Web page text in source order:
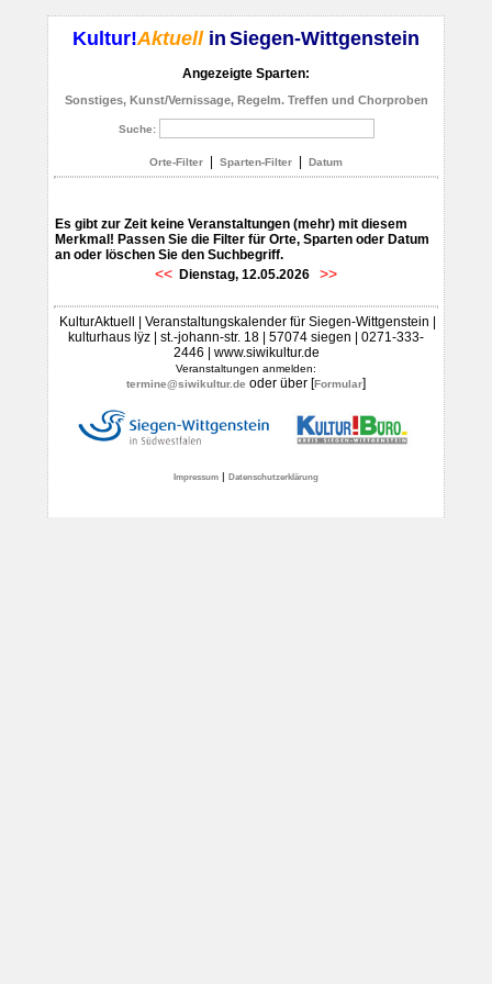
Kultur!Aktuellin Siegen-Wittgenstein
Angezeigte Sparten:
Sonstiges, Kunst/Vernissage, Regelm. Treffen und Chorproben
Suche:
Orte-Filter Sparten-Filter Datum
Es gibt zur Zeit keine Veranstaltungen (mehr) mit diesem
Merkmal! Passen Sie die Filter für Orte, Sparten oder Datum
an oder löschen Sie den Suchbegriff.
<< Dienstag, 12.05.2026 >>
KulturAktuell | Veranstaltungskalender für Siegen-Wittgenstein |
kulturhaus lÿz | st.-johann-str. 18 | 57074 siegen | 0271-333-
2446 | www.siwikultur.de
Veranstaltungen anmelden:
termine@siwikultur.de oder über [Formular]
Impressum | Datenschutzerklärung